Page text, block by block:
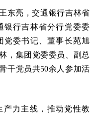
东亮，交通银行吉林省
银行吉林省分行党委委
党委书记、董事长苑旭
，集团党委委员、副总
干党员共50余人参加活
力主线，推动党性教